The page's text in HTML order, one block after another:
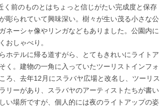
前のものとはちょっと信じがたい完成度と保存
彫られていて興味深い。樹々が生い茂る小さな公
ネーシャ像やリンガなどもありました。公園内に
おしゃべり。
ホテルに帰る道すがら、とてもきれいにライトア
く。建物の一角に入っていたツーリストインフォ
ろ、去年12月にスラバヤ広場と改名し、ツーリス
リーがあり、スラバヤのアーティストたちが書い
い場所ですが、個人的には夜のライトアップの姿